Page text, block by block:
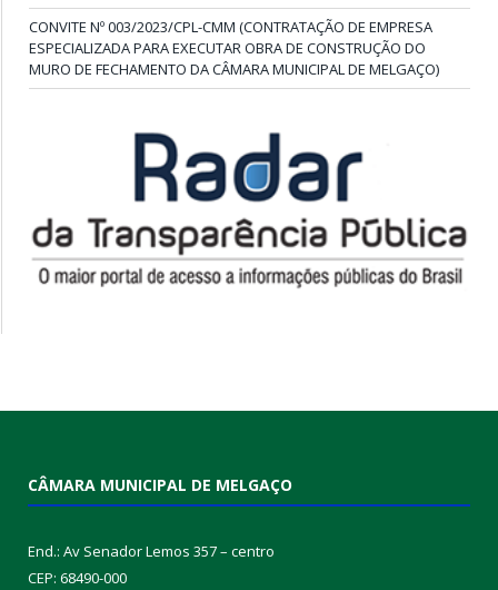
CONVITE Nº 003/2023/CPL-CMM (CONTRATAÇÃO DE EMPRESA
ESPECIALIZADA PARA EXECUTAR OBRA DE CONSTRUÇÃO DO
MURO DE FECHAMENTO DA CÂMARA MUNICIPAL DE MELGAÇO)
CÂMARA MUNICIPAL DE MELGAÇO
End.: Av Senador Lemos 357 – centro
CEP: 68490-000